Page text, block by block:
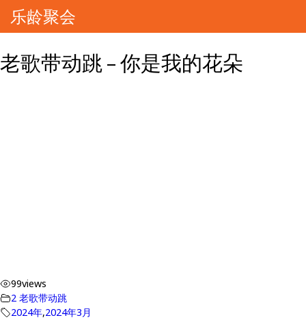
乐龄聚会
老歌带动跳 – 你是我的花朵
99views
2 老歌带动跳
2024年,2024年3月